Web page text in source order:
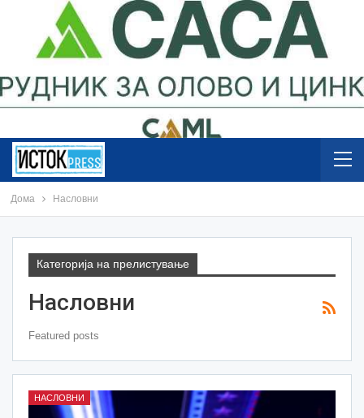
Дома Насловни
Категорија на прелистување
Насловни
Featured posts
НАСЛОВНИ